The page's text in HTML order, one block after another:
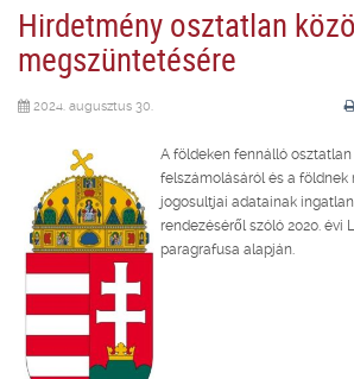
Hirdetmény osztatlan
megszüntetésére
2024. augusztus 30.
A földeken fennálló
felszámolásáról és a
jogosultjai adatainak
rendezéséről szóló 2020. évi
paragrafusa alapján.